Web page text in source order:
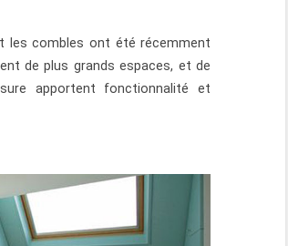
les combles ont été récemment
de plus grands espaces, et de
apportent fonctionnalité et